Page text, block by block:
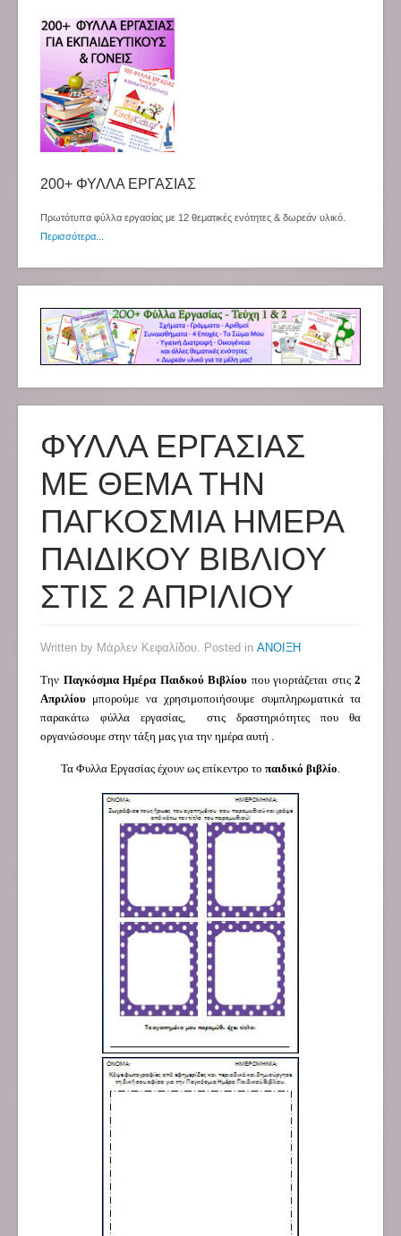
200+ ΦΥΛΛΑ ΕΡΓΑΣΙΑΣ
Πρωτότυπα φύλλα εργασίας με 12 θεματικές ενότητες & δωρεάν υλικό.
Περισσότερα...
ΦΥΛΛΑ ΕΡΓΑΣΙΑΣ
ΜΕ ΘΕΜΑ ΤΗΝ
ΠΑΓΚΟΣΜΙΑ ΗΜΕΡΑ
ΠΑΙΔΙΚΟΥ ΒΙΒΛΙΟΥ
ΣΤΙΣ 2 ΑΠΡΙΛΙΟΥ
Written by Μάρλεν Κεφαλίδου. Posted in ΑΝΟΙΞΗ
Την Παγκόσμια Ημέρα Παιδκού Βιβλίου που γιορτάζεται στις 2
Απριλίου μπορούμε να χρησιμοποιήσουμε συμπληρωματικά τα
παρακάτω φύλλα εργασίας, στις δραστηριότητες που θα
οργανώσουμε στην τάξη μας για την ημέρα αυτή .
Τα Φυλλα Εργασίας έχουν ως επίκεντρο το παιδικό βιβλίο.